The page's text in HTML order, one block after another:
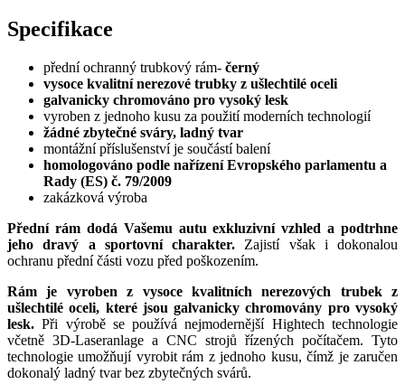
Specifikace
přední ochranný trubkový rám- černý
vysoce kvalitní nerezové trubky z ušlechtilé oceli
galvanicky chromováno pro vysoký lesk
vyroben z jednoho kusu za použití moderních technologií
žádné zbytečné sváry, ladný tvar
montážní příslušenství je součástí balení
homologováno podle nařízení Evropského parlamentu a
Rady (ES) č. 79/2009
zakázková výroba
Přední rám dodá Vašemu autu exkluzivní vzhled a podtrhne
jeho dravý a sportovní charakter. Zajistí však i dokonalou
ochranu přední části vozu před poškozením.
Rám je vyroben z vysoce kvalitních nerezových trubek z
ušlechtilé oceli, které jsou galvanicky chromovány pro vysoký
lesk. Při výrobě se používá nejmodernější Hightech technologie
včetně 3D-Laseranlage a CNC strojů řízených počítačem. Tyto
technologie umožňují vyrobit rám z jednoho kusu, čímž je zaručen
dokonalý ladný tvar bez zbytečných svárů.